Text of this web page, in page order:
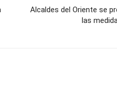
Alcaldes del Oriente se
las